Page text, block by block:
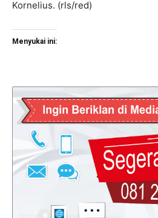
Kornelius. (rls/red)
Menyukai ini: